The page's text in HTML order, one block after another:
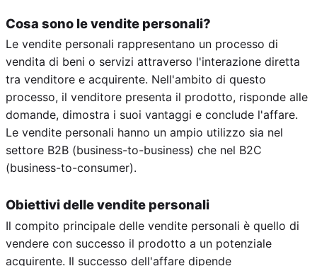
Cosa sono le vendite personali?
Le vendite personali rappresentano un processo di
vendita di beni o servizi attraverso l'interazione diretta
tra venditore e acquirente. Nell'ambito di questo
processo, il venditore presenta il prodotto, risponde alle
domande, dimostra i suoi vantaggi e conclude l'affare.
Le vendite personali hanno un ampio utilizzo sia nel
settore B2B (business-to-business) che nel B2C
(business-to-consumer).
Obiettivi delle vendite personali
Il compito principale delle vendite personali è quello di
vendere con successo il prodotto a un potenziale
acquirente. Il successo dell'affare dipende